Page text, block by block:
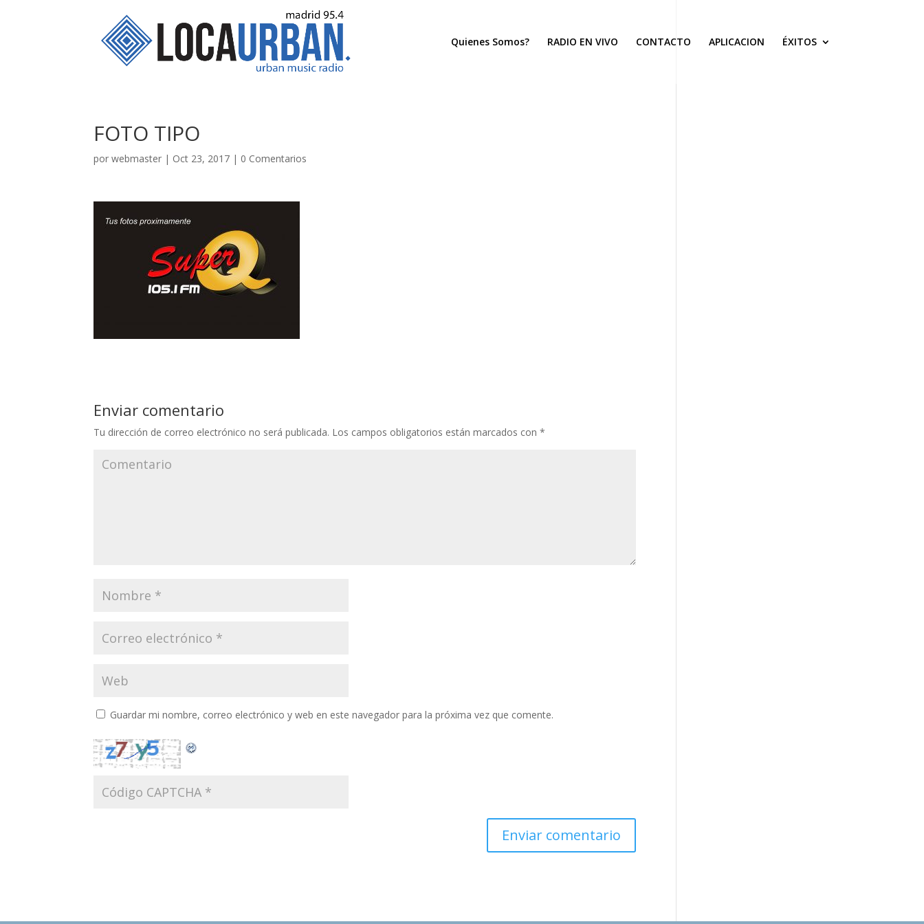
Quienes Somos? RADIO EN VIVO CONTACTO APLICACION ÉXITOS
FOTO TIPO
por webmaster | Oct 23, 2017 | 0 Comentarios
Enviar comentario
Tu dirección de correo electrónico no será publicada. Los campos obligatorios están marcados con *
Guardar mi nombre, correo electrónico y web en este navegador para la próxima vez que comente.